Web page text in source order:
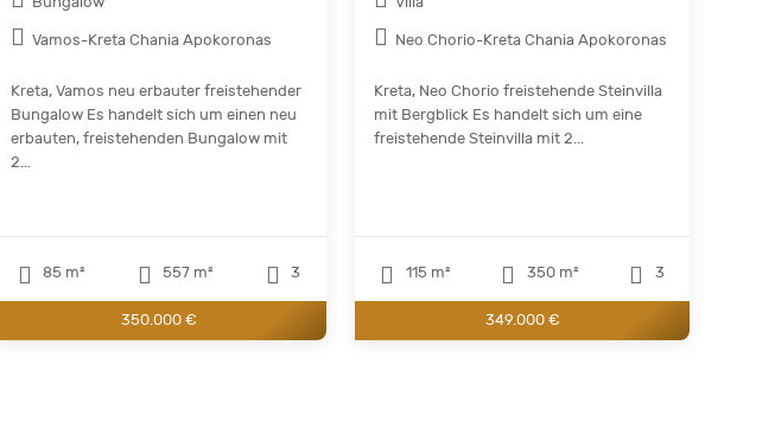
Vamos-Kreta Chania Apokoronas
Kreta, Vamos neu erbauter freistehender
Bungalow Es handelt sich um einen neu
erbauten, freistehenden Bungalow mit
2...
85 m² 557 m² 3
350.000 €
Neo Chorio-Kreta Chania Apokoronas
Kreta, Neo Chorio freistehende Steinvilla
mit Bergblick Es handelt sich um eine
freistehende Steinvilla mit 2...
115 m² 350 m² 3
349.000 €